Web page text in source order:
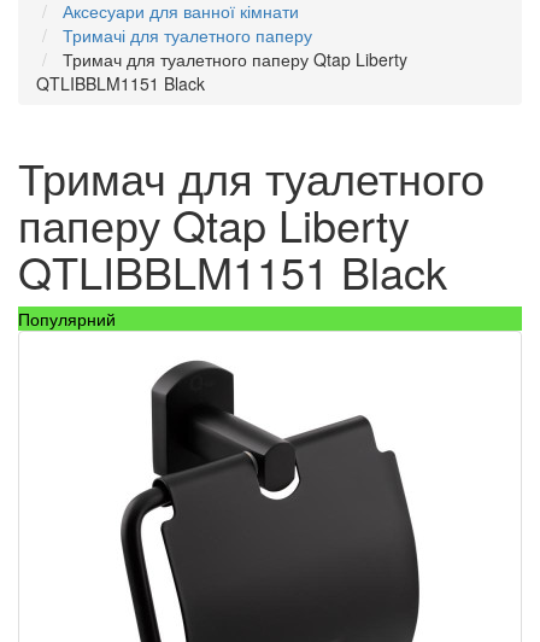
Аксесуари для ванної кімнати
Тримачі для туалетного паперу
Тримач для туалетного паперу Qtap Liberty
QTLIBBLM1151 Black
Тримач для туалетного
паперу Qtap Liberty
QTLIBBLM1151 Black
Популярний